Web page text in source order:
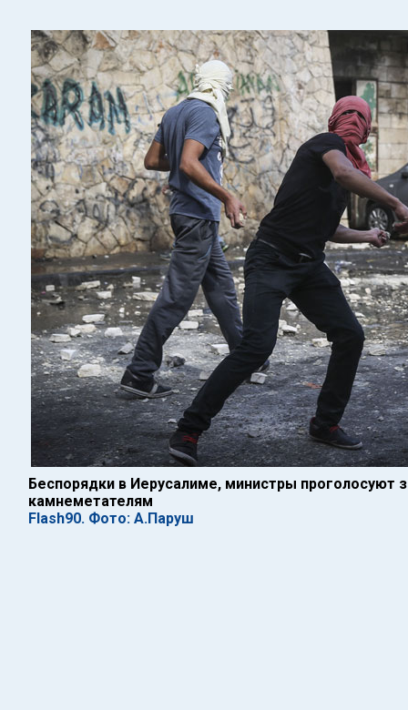
Беспорядки в Иерусалиме, министры проголосуют
камнеметателям
Flash90. Фото: А.Паруш